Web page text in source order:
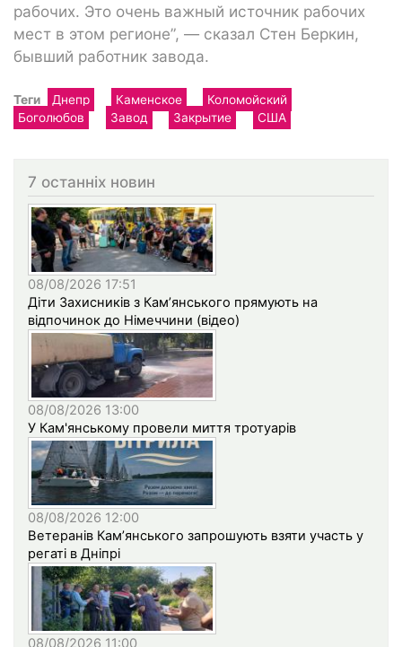
рабочих. Это очень важный источник рабочих
мест в этом регионе”, — сказал Стен Беркин,
бывший работник завода.
Теги Днепр Каменское
Коломойский
Боголюбов
Завод Закрытие США
7 останніх новин
08/08/2026 17:51
Діти Захисників з Кам’янського прямують на
відпочинок до Німеччини (відео)
08/08/2026 13:00
У Кам'янському провели миття тротуарів
08/08/2026 12:00
Ветеранів Кам’янського запрошують взяти участь у
регаті в Дніпрі
08/08/2026 11:00